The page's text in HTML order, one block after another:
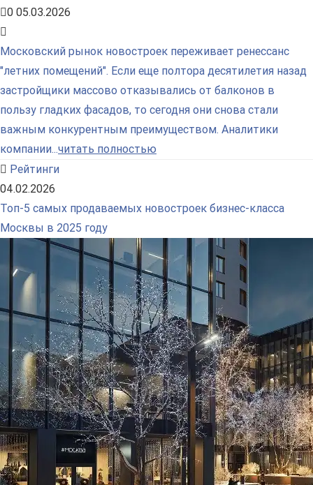
0 05.03.2026
Московский рынок новостроек переживает ренессанс
"летних помещений". Если еще полтора десятилетия назад
застройщики массово отказывались от балконов в
пользу гладких фасадов, то сегодня они снова стали
важным конкурентным преимуществом. Аналитики
компании...читать полностью
Рейтинги
04.02.2026
Топ-5 самых продаваемых новостроек бизнес-класса
Москвы в 2025 году